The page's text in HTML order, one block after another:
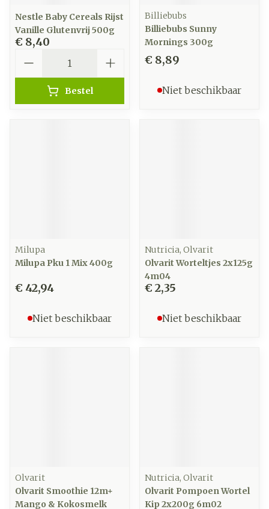
Nestle Baby Cereals Rijst
Vanille Glutenvrij 500g
€ 8,40
Bestel
Billiebubs
Billiebubs Sunny
Mornings 300g
€ 8,89
Niet beschikbaar
Milupa
Milupa Pku 1 Mix 400g
€ 42,94
Niet beschikbaar
Nutricia, Olvarit
Olvarit Worteltjes 2x125g
4m04
€ 2,35
Niet beschikbaar
Olvarit
Olvarit Smoothie 12m+
Mango & Kokosmelk
Nutricia, Olvarit
Olvarit Pompoen Wortel
Kip 2x200g 6m02